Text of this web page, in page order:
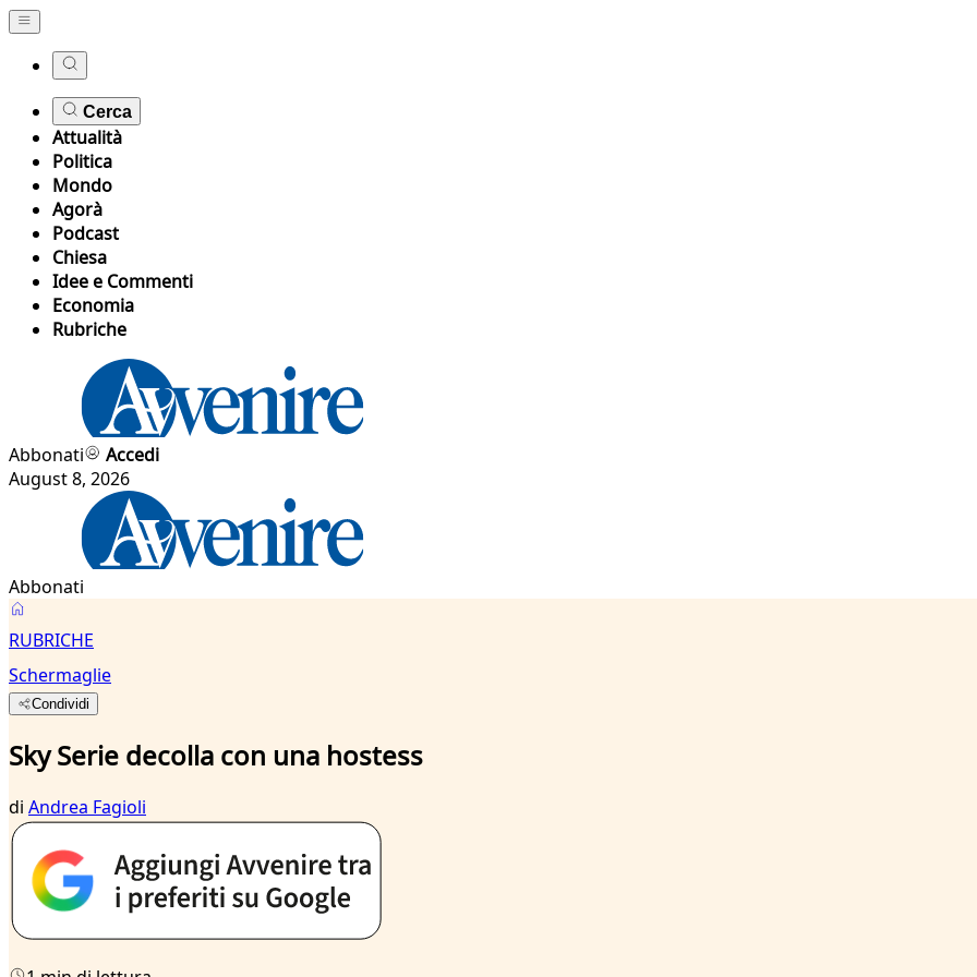
Cerca
Attualità
Politica
Mondo
Agorà
Podcast
Chiesa
Idee e Commenti
Economia
Rubriche
Abbonati
Accedi
August 8, 2026
Abbonati
RUBRICHE
Schermaglie
Condividi
Sky Serie decolla con una hostess
di Andrea Fagioli